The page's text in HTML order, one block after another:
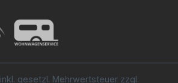
gesetzl. Mehrwertsteuer zzgl.